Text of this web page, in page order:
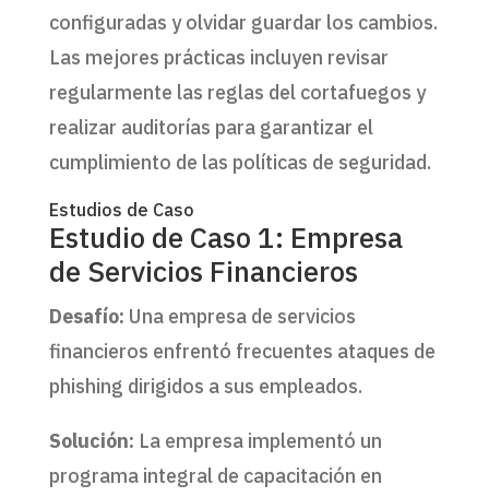
configuradas y olvidar guardar los cambios.
Las mejores prácticas incluyen revisar
regularmente las reglas del cortafuegos y
realizar auditorías para garantizar el
cumplimiento de las políticas de seguridad.
Estudios de Caso
Estudio de Caso 1: Empresa
de Servicios Financieros
Desafío: Una empresa de servicios
financieros enfrentó frecuentes ataques de
phishing dirigidos a sus empleados.
Solución: La empresa implementó un
programa integral de capacitación en